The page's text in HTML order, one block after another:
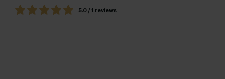
5.0 / 1 reviews